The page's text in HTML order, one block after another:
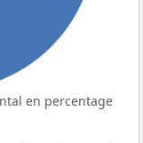
en percentage